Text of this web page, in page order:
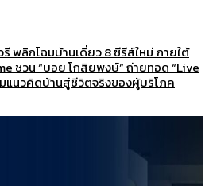
พลิกโฉมบ้านเดี่ยว 8 ซีรีส์ใหม่ ภายใต้
ชวน “บอย โกสิยพงษ์” ถ่ายทอด “Live
มแนวคิดบ้านสู่ชีวิตจริงของผู้บริโภค